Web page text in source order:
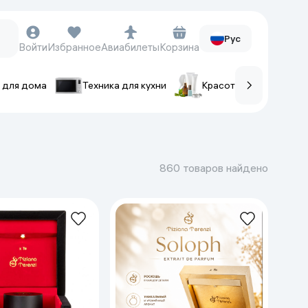
Фитнес-браслеты
Ремешки для часов
Фотоаппараты и видеокамеры
Фотоаппараты
Экшен-камеры
ВойтиИзбранноеАвиабилетыКорзина
Рус
для дома Техника для кухни Красота и уход
860 товаров найдено